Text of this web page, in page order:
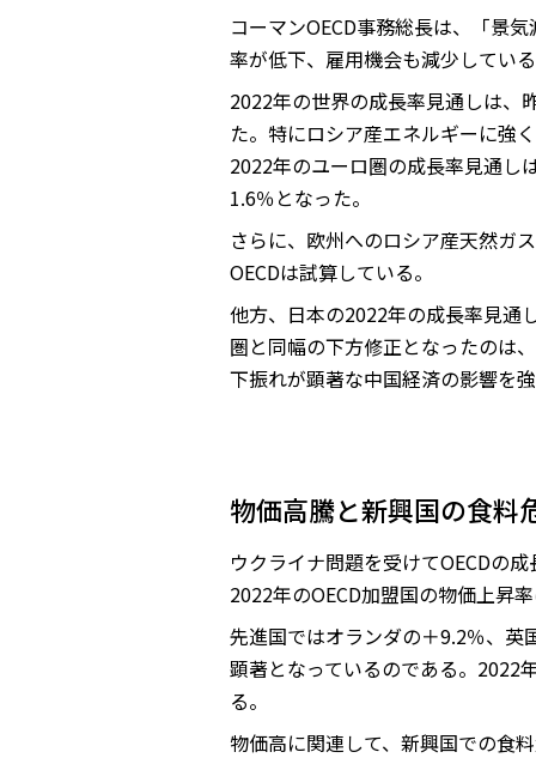
コーマンOECD事務総長は、「景
率が低下、雇用機会も減少してい
2022年の世界の成長率見通しは、
た。特にロシア産エネルギーに強
2022年のユーロ圏の成長率見通し
1.6％となった。
さらに、欧州へのロシア産天然ガ
OECDは試算している。
他方、日本の2022年の成長率見通
圏と同幅の下方修正となったのは
下振れが顕著な中国経済の影響を
物価高騰と新興国の食料
ウクライナ問題を受けてOECDの
2022年のOECD加盟国の物価上昇
先進国ではオランダの＋9.2％、英
顕著となっているのである。2022
る。
物価高に関連して、新興国での食